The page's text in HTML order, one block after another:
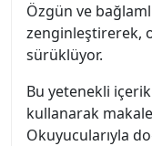
Özgün ve
zenginleştirerek,
sürüklüyor.
Bu yetenekli
kullanarak
Okuyucularıyla